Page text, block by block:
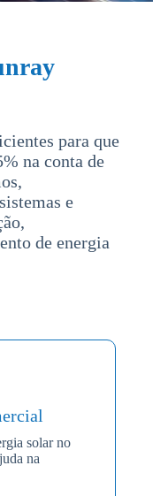
para que
na conta de
e
de energia
solar no
na